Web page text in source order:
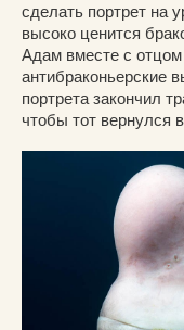
сделать портрет на
высоко ценится
Адам вместе с
антибраконьерские
портрета закончил
чтобы тот вернулся